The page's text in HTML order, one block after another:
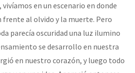
en un escenario en donde
frente al olvido y la muerte. Pero
parecía oscuridad una luz ilumino
se desarrollo en nuestra
en nuestro corazón, y luego todo